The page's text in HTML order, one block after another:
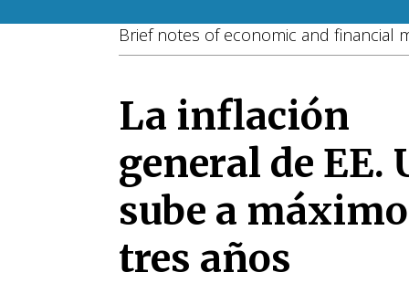
Brief notes of economic and financial
La inflación
general de EE.
sube a
tres años